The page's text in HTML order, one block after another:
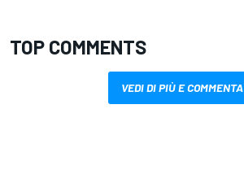
TOP COMMENTS
VEDI DI PIÙ E COMMENTA